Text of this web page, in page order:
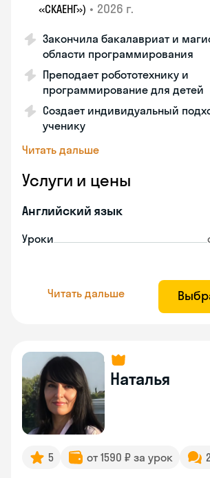
«СКАЕНГ») • 2026 г.
Закончила бакалавриат и
области программирования
Преподает робототехнику и
программирование для детей
Создает индивидуальный
ученику
Читать дальше
Услуги и цены
Английский язык
Уроки
Читать дальше
Наталья
5 от 1590 ₽ за урок